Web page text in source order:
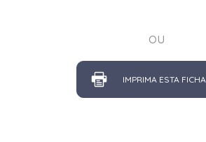
ou
IMPRIMA ESTA FICHA